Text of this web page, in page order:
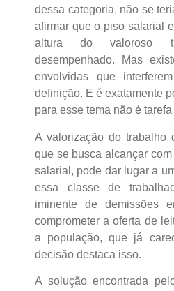
dessa categoria, não se
afirmar que o piso salarial
altura do valoroso
desempenhado. Mas
envolvidas que
definição. E é exatamente
para esse tema não é tarefa
A valorização do trabalho
que se busca alcançar
salarial, pode dar lugar a
essa classe de
iminente de demissões
comprometer a oferta de
a população, que já
decisão destaca isso.
A solução encontrada